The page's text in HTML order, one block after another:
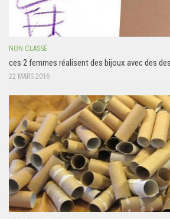
NON CLASSÉ
ces 2 femmes réalisent des bijoux avec des
22 MARS 2016